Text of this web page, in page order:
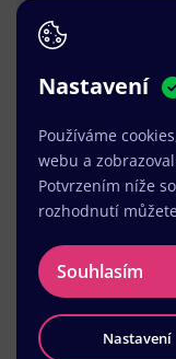
Nastavení
Používáme
webu a
Potvrzením níže
rozhodnutí
Souhlasím
Nastavení